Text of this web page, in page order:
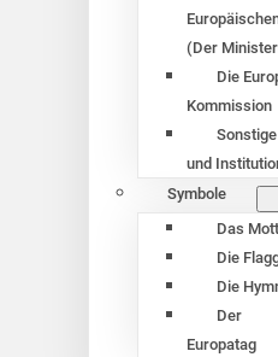
(Der
Die
Kommission
und
Symbole
Das
Die
Die
Der
Europatag